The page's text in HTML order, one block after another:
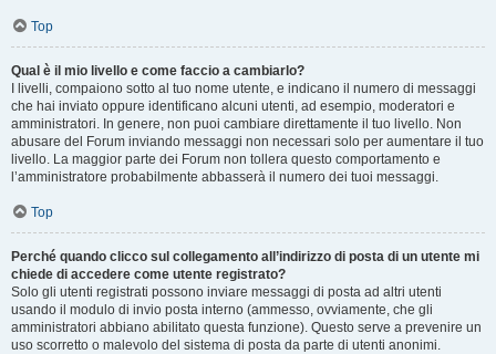
Top
Qual è il mio livello e come faccio a cambiarlo?
I livelli, compaiono sotto al tuo nome utente, e indicano il numero di messaggi
che hai inviato oppure identificano alcuni utenti, ad esempio, moderatori e
amministratori. In genere, non puoi cambiare direttamente il tuo livello. Non
abusare del Forum inviando messaggi non necessari solo per aumentare il tuo
livello. La maggior parte dei Forum non tollera questo comportamento e
l’amministratore probabilmente abbasserà il numero dei tuoi messaggi.
Top
Perché quando clicco sul collegamento all’indirizzo di posta di un utente mi
chiede di accedere come utente registrato?
Solo gli utenti registrati possono inviare messaggi di posta ad altri utenti
usando il modulo di invio posta interno (ammesso, ovviamente, che gli
amministratori abbiano abilitato questa funzione). Questo serve a prevenire un
uso scorretto o malevolo del sistema di posta da parte di utenti anonimi.